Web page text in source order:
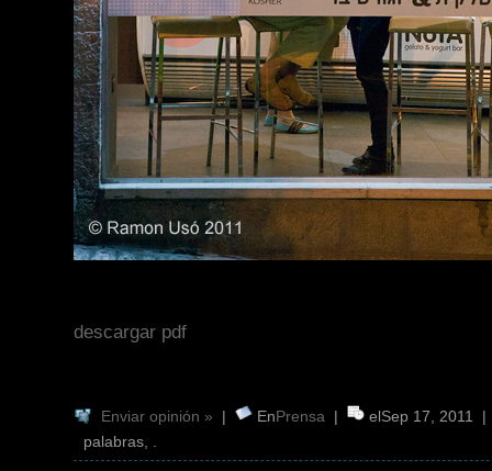
descargar pdf
Enviar opinión » | EnPrensa |
elSep 17, 2011
palabras, .